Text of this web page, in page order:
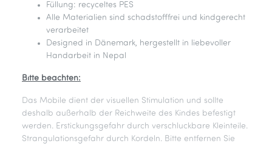
Füllung: recyceltes PES
Alle Materialien sind schadstofffrei und kindgerecht
verarbeitet
Designed in Dänemark, hergestellt in liebevoller
Handarbeit in Nepal
Bitte beachten:
Das Mobile dient der visuellen Stimulation und sollte
deshalb außerhalb der Reichweite des Kindes befestigt
werden. Erstickungsgefahr durch verschluckbare Kleinteile.
Strangulationsgefahr durch Kordeln. Bitte entfernen Sie